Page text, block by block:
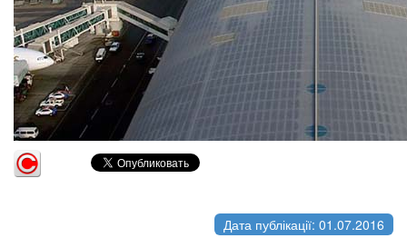
Дата публікації: 01.07.2016